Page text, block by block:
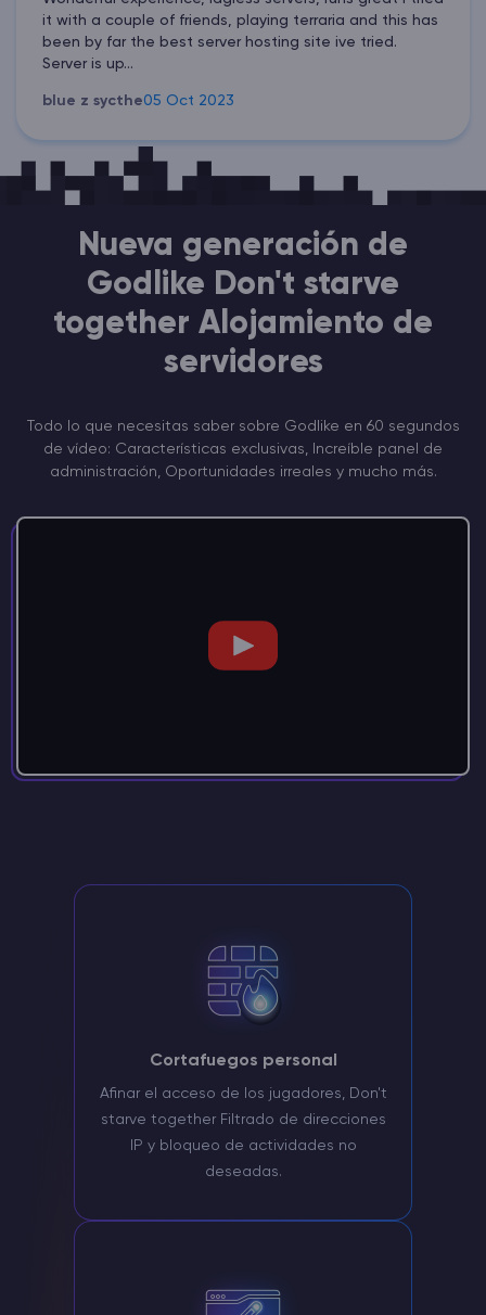
it with a couple of friends, playing terraria and this has
been by far the best server hosting site ive tried.
Server is up...
blue z sycthe05 Oct 2023
Nueva generación de
Godlike Don't starve
together Alojamiento de
servidores
Todo lo que necesitas saber sobre Godlike en 60 segundos
de vídeo: Características exclusivas, Increíble panel de
administración, Oportunidades irreales y mucho más.
Cortafuegos personal
Afinar el acceso de los jugadores, Don't
starve together Filtrado de direcciones
IP y bloqueo de actividades no
deseadas.